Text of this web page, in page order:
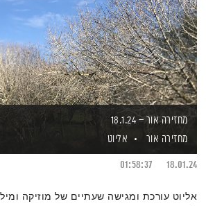
מחזירה אור – 18.1.24
מחזירה אור
אליוט
18.01.24
01:58:37
אליוט עורכת ומגישה שעתיים של מוזיקה